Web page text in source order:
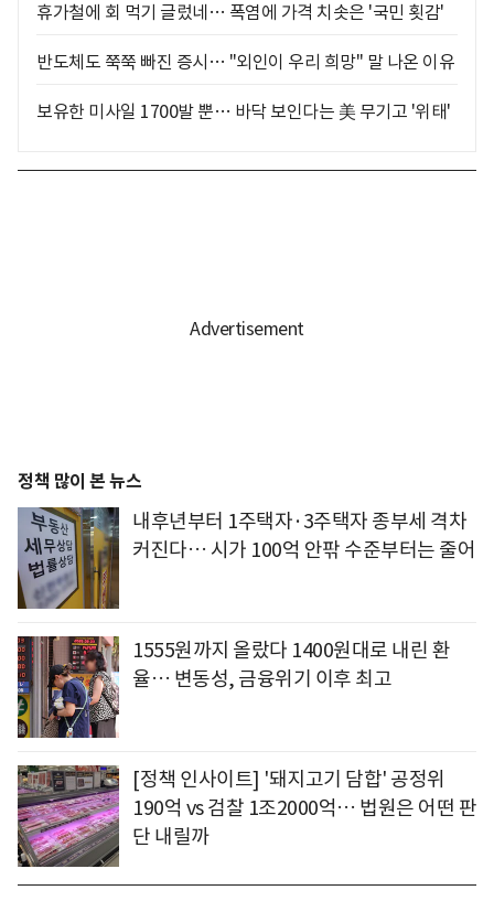
휴가철에 회 먹기 글렀네… 폭염에 가격 치솟은 '국민 횟감'
반도체도 쭉쭉 빠진 증시… "외인이 우리 희망" 말 나온 이유
보유한 미사일 1700발 뿐… 바닥 보인다는 美 무기고 '위태'
정책 많이 본 뉴스
내후년부터 1주택자·3주택자 종부세 격차
커진다… 시가 100억 안팎 수준부터는 줄어
1555원까지 올랐다 1400원대로 내린 환
율… 변동성, 금융위기 이후 최고
[정책 인사이트] '돼지고기 담합' 공정위
190억 vs 검찰 1조2000억… 법원은 어떤 판
단 내릴까